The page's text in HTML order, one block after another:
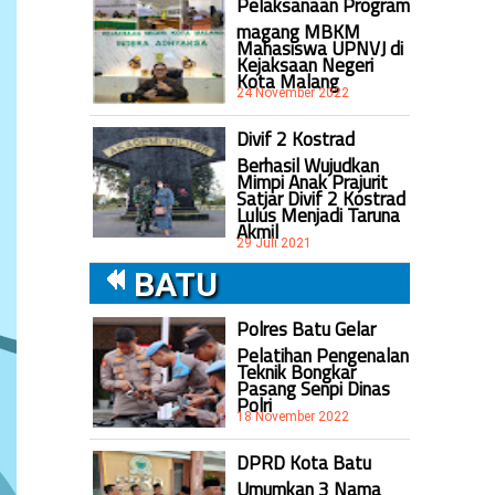
magang MBKM
Mahasiswa UPNVJ di
Kejaksaan Negeri
Kota Malang
24 November 2022
Divif 2 Kostrad
Berhasil Wujudkan
Mimpi Anak Prajurit
Satjar Divif 2 Kostrad
Lulus Menjadi Taruna
Akmil
29 Juli 2021
BATU
Polres Batu Gelar
Pelatihan Pengenalan
Teknik Bongkar
Pasang Senpi Dinas
Polri
18 November 2022
DPRD Kota Batu
Umumkan 3 Nama